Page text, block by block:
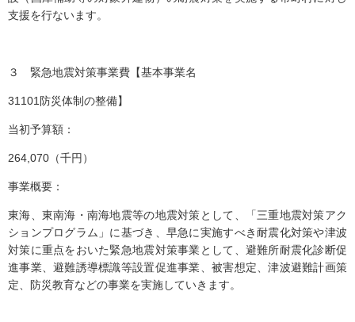
支援を行ないます。
３ 緊急地震対策事業費【基本事業名
31101防災体制の整備】
当初予算額：
264,070（千円）
事業概要：
東海、東南海・南海地震等の地震対策として、「三重地震対策アク
ションプログラム」に基づき、早急に実施すべき耐震化対策や津波
対策に重点をおいた緊急地震対策事業として、避難所耐震化診断促
進事業、避難誘導標識等設置促進事業、被害想定、津波避難計画策
定、防災教育などの事業を実施していきます。